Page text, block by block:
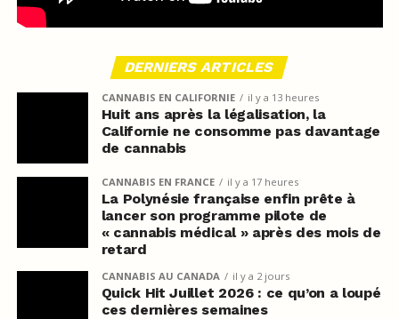
DERNIERS ARTICLES
CANNABIS EN CALIFORNIE il y a 13 heures
Huit ans après la légalisation, la
Californie ne consomme pas davantage
de cannabis
CANNABIS EN FRANCE il y a 17 heures
La Polynésie française enfin prête à
lancer son programme pilote de
« cannabis médical » après des mois de
retard
CANNABIS AU CANADA il y a 2 jours
Quick Hit Juillet 2026 : ce qu’on a loupé
ces dernières semaines